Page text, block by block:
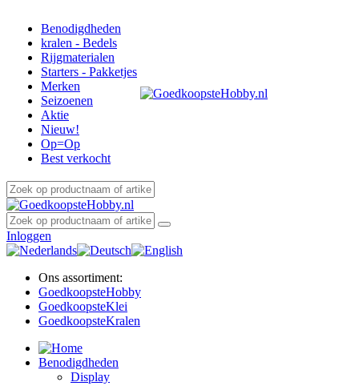
Benodigdheden
kralen - Bedels
Rijgmaterialen
Starters - Pakketjes
Merken
Seizoenen
Aktie
Nieuw!
Op=Op
Best verkocht
Inloggen
Ons assortiment:
GoedkoopsteHobby
GoedkoopsteKlei
GoedkoopsteKralen
Benodigdheden
Display